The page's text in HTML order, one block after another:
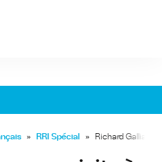
» RRI Spécial » Richard Galliano,